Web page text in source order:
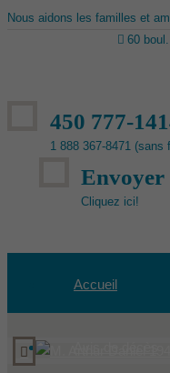
Nous aidons les familles et
60
450 777-
1 888 367-8471 (sans
Envoyer
Cliquez ici!
Accueil